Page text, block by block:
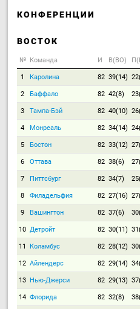
КОНФЕРЕНЦИИ
ВОСТОК
№ Команда И В(ВО)
1 Каролина 82 39(14)
2 Баффало 82 42(8)
3 Тампа-Бэй 82 40(10)
4 Монреаль 82 34(14)
5 Бостон 82 33(12)
6 Оттава 82 38(6)
7 Питтсбург 82 34(7)
8 Филадельфия 82 27(16)
9 Вашингтон 82 37(6)
10 Детройт 82 30(11)
11 Коламбус 82 28(12)
12 Айлендерс 82 29(14)
13 Нью-Джерси 82 29(13)
14 Флорида 82 32(8)